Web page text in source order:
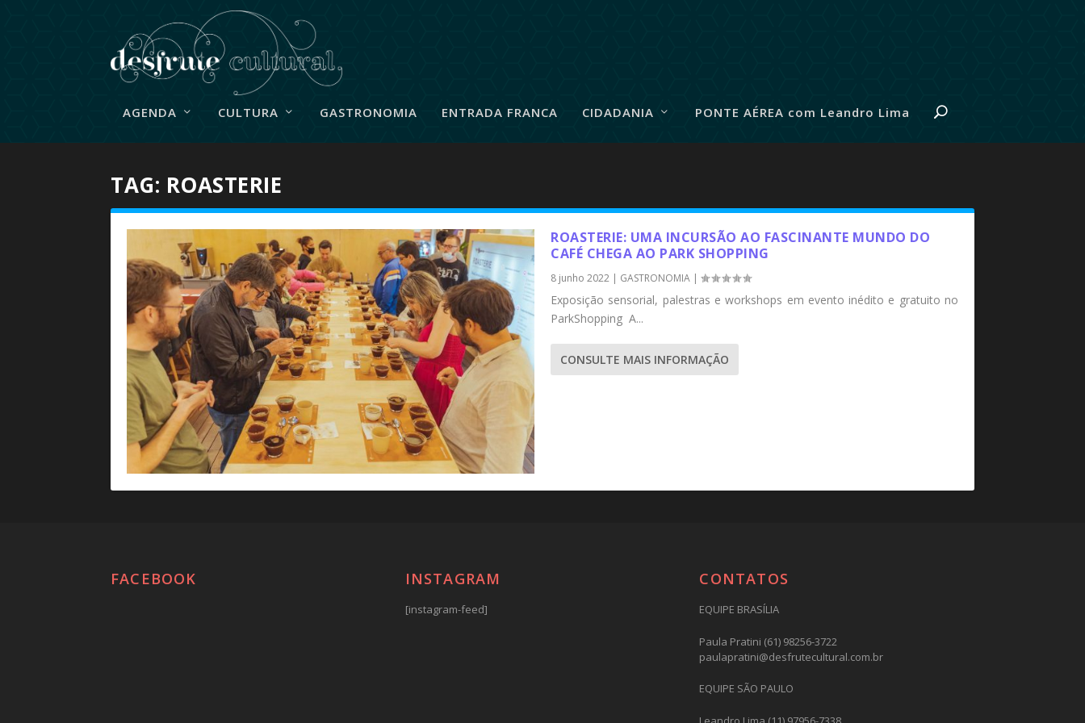
AGENDA CULTURA GASTRONOMIA ENTRADA FRANCA CIDADANIA PONTE AÉREA com Leandro Lima
TAG: ROASTERIE
ROASTERIE: UMA INCURSÃO AO FASCINANTE MUNDO DO
CAFÉ CHEGA AO PARK SHOPPING
8 junho 2022 | GASTRONOMIA |
Exposição sensorial, palestras e workshops em evento inédito e gratuito no
ParkShopping A...
CONSULTE MAIS INFORMAÇÃO
FACEBOOK INSTAGRAM
[instagram-feed]
CONTATOS
EQUIPE BRASÍLIA
Paula Pratini (61) 98256-3722
paulapratini@desfrutecultural.com.br
EQUIPE SÃO PAULO